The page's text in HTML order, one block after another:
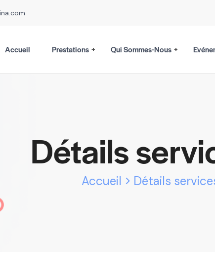
Accueil Prestations Qui Sommes-Nous
Détails
Accueil Détails